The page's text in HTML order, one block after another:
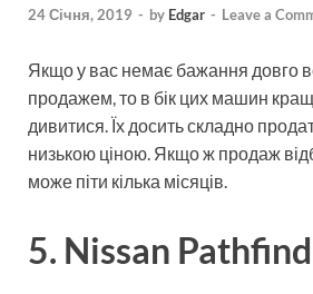
24 Січня, 2019 - by Edgar - Leave a
Якщо у вас немає бажання довго
продажем, то в бік цих машин
дивитися. Їх досить складно
низькою ціною. Якщо ж продаж
може піти кілька місяців.
5. Nissan